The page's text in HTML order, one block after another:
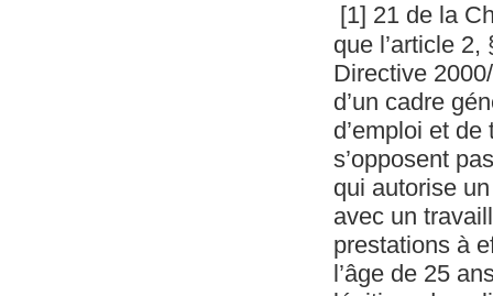
[1] 21 de la
que l’article 2,
Directive
d’un cadre
d’emploi et
s’opposent
qui autorise
avec un
prestations à
l’âge de 25